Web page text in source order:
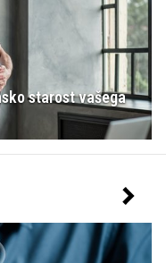
starost vašega